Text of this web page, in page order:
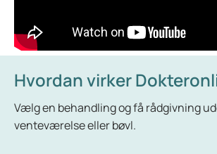
Hvordan virker
Vælg en behandling og få rådgivning
venteværelse eller bøvl.